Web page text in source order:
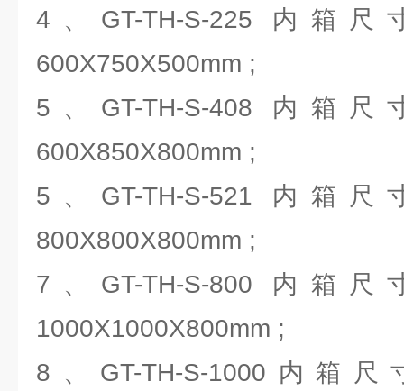
4、GT-TH-S-225 内箱
600X750X500mm ;
5、GT-TH-S-408 内箱
600X850X800mm ;
5、GT-TH-S-521 内箱
800X800X800mm ;
7、GT-TH-S-800 内箱
1000X1000X800mm ;
8、GT-TH-S-1000内